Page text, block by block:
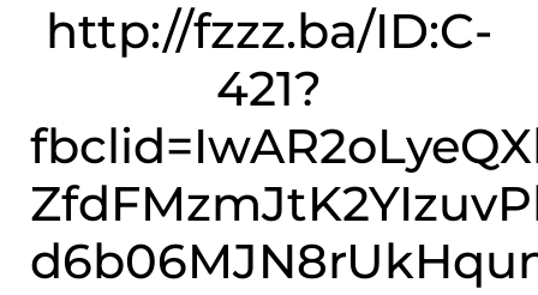
http://fzzz.ba/ID:C-
421?